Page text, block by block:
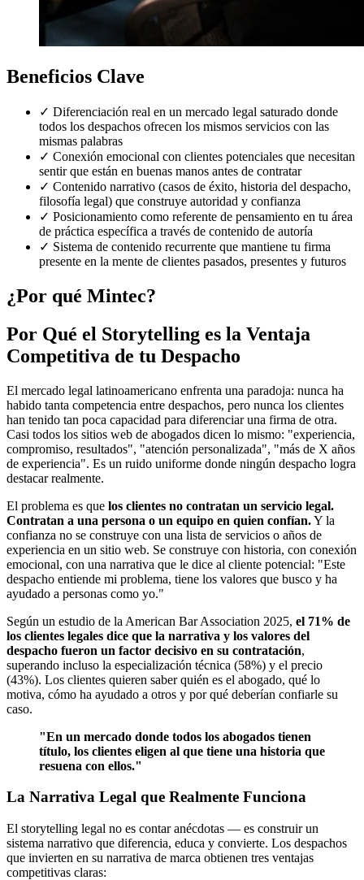
Beneficios Clave
✓ Diferenciación real en un mercado legal saturado donde
todos los despachos ofrecen los mismos servicios con las
mismas palabras
✓ Conexión emocional con clientes potenciales que necesitan
sentir que están en buenas manos antes de contratar
✓ Contenido narrativo (casos de éxito, historia del despacho,
filosofía legal) que construye autoridad y confianza
✓ Posicionamiento como referente de pensamiento en tu área
de práctica específica a través de contenido de autoría
✓ Sistema de contenido recurrente que mantiene tu firma
presente en la mente de clientes pasados, presentes y futuros
¿Por qué Mintec?
Por Qué el Storytelling es la Ventaja
Competitiva de tu Despacho
El mercado legal latinoamericano enfrenta una paradoja: nunca ha
habido tanta competencia entre despachos, pero nunca los clientes
han tenido tan poca capacidad para diferenciar una firma de otra.
Casi todos los sitios web de abogados dicen lo mismo: "experiencia,
compromiso, resultados", "atención personalizada", "más de X años
de experiencia". Es un ruido uniforme donde ningún despacho logra
destacar realmente.
El problema es que los clientes no contratan un servicio legal.
Contratan a una persona o un equipo en quien confían.Y la
confianza no se construye con una lista de servicios o años de
experiencia en un sitio web. Se construye con historia, con conexión
emocional, con una narrativa que le dice al cliente potencial: "Este
despacho entiende mi problema, tiene los valores que busco y ha
ayudado a personas como yo."
Según un estudio de la American Bar Association 2025, el 71% de
los clientes legales dice que la narrativa y los valores del
despacho fueron un factor decisivo en su contratación,
superando incluso la especialización técnica (58%) y el precio
(43%). Los clientes quieren saber quién es el abogado, qué lo
motiva, cómo ha ayudado a otros y por qué deberían confiarle su
caso.
"En un mercado donde todos los abogados tienen
título, los clientes eligen al que tiene una historia que
resuena con ellos."
La Narrativa Legal que Realmente Funciona
El storytelling legal no es contar anécdotas — es construir un
sistema narrativo que diferencia, educa y convierte. Los despachos
que invierten en su narrativa de marca obtienen tres ventajas
competitivas claras: